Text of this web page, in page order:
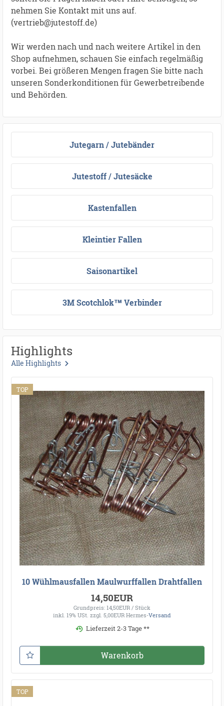
nehmen Sie Kontakt mit uns auf.
(vertrieb@jutestoff.de)
Wir werden nach und nach weitere Artikel in den
Shop aufnehmen, schauen Sie einfach regelmäßig
vorbei. Bei größeren Mengen fragen Sie bitte nach
unseren Sonderkonditionen für Gewerbetreibende
und Behörden.
Jutegarn / Jutebänder
Jutestoff / Jutesäcke
Kastenfallen
Kleintier Fallen
Saisonartikel
3M Scotchlok™ Verbinder
Highlights
Alle Highlights
TOP
10 Wühlmausfallen Maulwurffallen Drahtfallen
14,50EUR
Grundpreis: 14,50EUR / Stück
inkl. 19% USt. zzgl. 5,00EUR Hermes-Versand
Lieferzeit 2-3 Tage **
Warenkorb
TOP